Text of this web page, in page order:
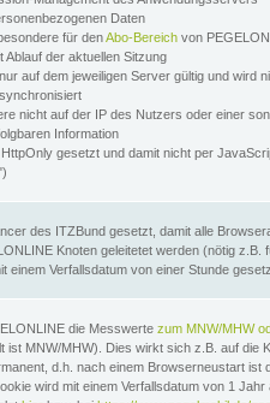
Daten
für denAbo-Bereich von
Ablauf der aktuellen Sitzung
auf dem jeweiligen Server gültig und wird
nicht auf der IP des Nutzers oder einer
Information
gesetzt und damit nicht per
des ITZBund gesetzt, damit alle
Knoten geleitetet werden (nötig z.B.
einem Verfallsdatum von einer Stunde
die Messwerte zum MNW/MHW
ist MNW/MHW). Dies wirkt sich z.B. auf die
d.h. nach einem Browserneustart ist
wird mit einem Verfallsdatum von 1 Jahr